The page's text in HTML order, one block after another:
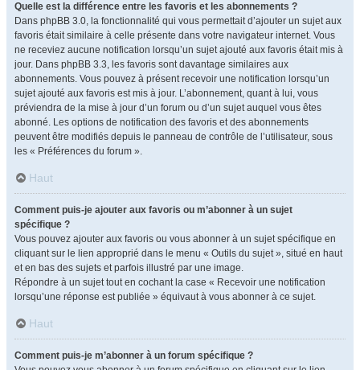
Quelle est la différence entre les favoris et les abonnements ?
Dans phpBB 3.0, la fonctionnalité qui vous permettait d’ajouter un sujet aux
favoris était similaire à celle présente dans votre navigateur internet. Vous
ne receviez aucune notification lorsqu’un sujet ajouté aux favoris était mis à
jour. Dans phpBB 3.3, les favoris sont davantage similaires aux
abonnements. Vous pouvez à présent recevoir une notification lorsqu’un
sujet ajouté aux favoris est mis à jour. L’abonnement, quant à lui, vous
préviendra de la mise à jour d’un forum ou d’un sujet auquel vous êtes
abonné. Les options de notification des favoris et des abonnements
peuvent être modifiés depuis le panneau de contrôle de l’utilisateur, sous
les « Préférences du forum ».
Haut
Comment puis-je ajouter aux favoris ou m’abonner à un sujet
spécifique ?
Vous pouvez ajouter aux favoris ou vous abonner à un sujet spécifique en
cliquant sur le lien approprié dans le menu « Outils du sujet », situé en haut
et en bas des sujets et parfois illustré par une image.
Répondre à un sujet tout en cochant la case « Recevoir une notification
lorsqu’une réponse est publiée » équivaut à vous abonner à ce sujet.
Haut
Comment puis-je m’abonner à un forum spécifique ?